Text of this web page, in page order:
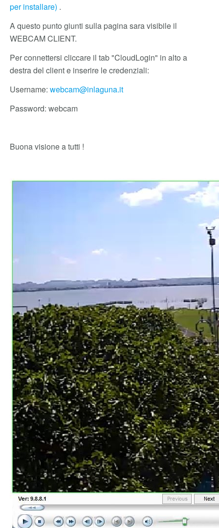
per installare) .
A questo punto giunti sulla pagina sara visibile il
WEBCAM CLIENT.
Per connettersi cliccare il tab "CloudLogin" in alto a
destra del client e inserire le credenziali:
Username: webcam@inlaguna.it
Password: webcam
Buona visione a tutti !